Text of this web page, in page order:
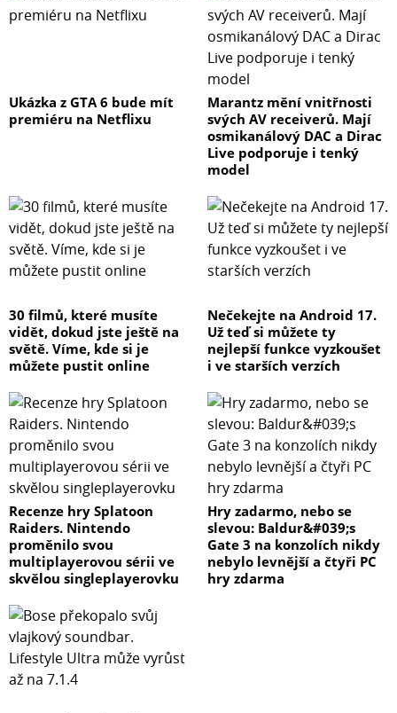
Ukázka z GTA 6 bude mít
premiéru na Netflixu
Marantz mění vnitřnosti
svých AV receiverů. Mají
osmikanálový DAC a Dirac
Live podporuje i tenký
model
30 filmů, které musíte
vidět, dokud jste ještě na
světě. Víme, kde si je
můžete pustit online
Nečekejte na Android 17.
Už teď si můžete ty
nejlepší funkce vyzkoušet
i ve starších verzích
Recenze hry Splatoon
Raiders. Nintendo
proměnilo svou
multiplayerovou sérii ve
skvělou singleplayerovku
Hry zadarmo, nebo se
slevou: Baldur&#039;s
Gate 3 na konzolích nikdy
nebylo levnější a čtyři PC
hry zdarma